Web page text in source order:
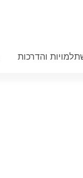
והדרכות